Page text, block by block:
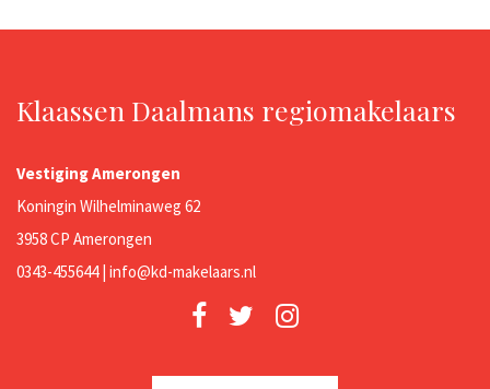
Klaassen Daalmans regiomakelaars
Vestiging Amerongen
Koningin Wilhelminaweg 62
3958 CP Amerongen
0343-455644 | info@kd-makelaars.nl